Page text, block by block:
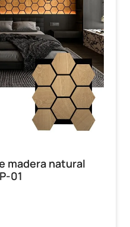
madera natural
01